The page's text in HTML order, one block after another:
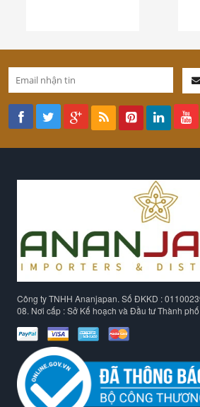
Công ty TNHH Ananjapan. Số ĐKKD :
08. Nơi cấp : Sở Kế hoạch và Đầu tư Thành